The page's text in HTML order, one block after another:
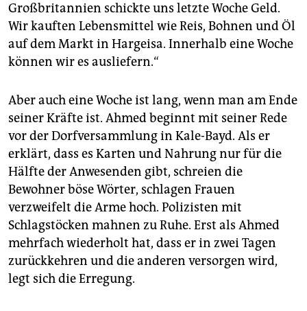
Großbritannien schickte uns letzte Woche Geld.
Wir kauften Lebensmittel wie Reis, Bohnen und Öl
auf dem Markt in Hargeisa. Innerhalb eine Woche
können wir es ausliefern.“
Aber auch eine Woche ist lang, wenn man am Ende
seiner Kräfte ist. Ahmed beginnt mit seiner Rede
vor der Dorfversammlung in Kale-Bayd. Als er
erklärt, dass es Karten und Nahrung nur für die
Hälfte der Anwesenden gibt, schreien die
Bewohner böse Wörter, schlagen Frauen
verzweifelt die Arme hoch. Polizisten mit
Schlagstöcken mahnen zu Ruhe. Erst als Ahmed
mehrfach wiederholt hat, dass er in zwei Tagen
zurückkehren und die anderen versorgen wird,
legt sich die Erregung.